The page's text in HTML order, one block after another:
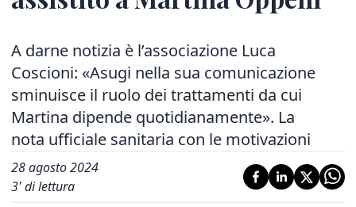
A darne notizia è l’associazione Luca
Coscioni: «Asugi nella sua comunicazione
sminuisce il ruolo dei trattamenti da cui
Martina dipende quotidianamente». La
nota ufficiale sanitaria con le motivazioni
28 agosto 2024
3' di lettura